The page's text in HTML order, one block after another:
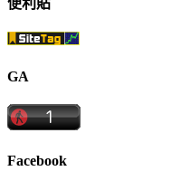
便利貼
GA
Facebook